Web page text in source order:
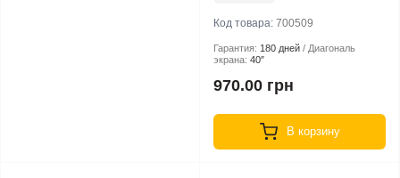
Код товара: 700509
Гарантия: 180 дней
Диагональ
экрана: 40″
970.00 грн
В корзину